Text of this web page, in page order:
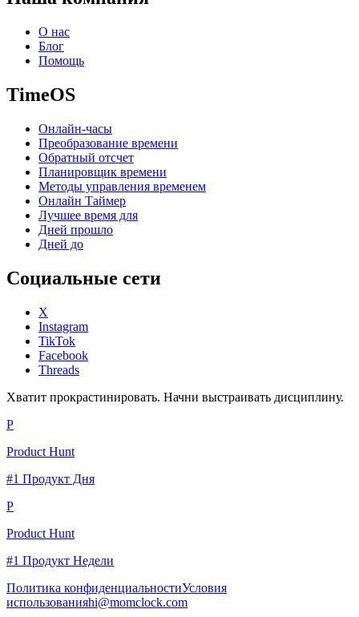
О нас
Блог
Помощь
TimeOS
Онлайн-часы
Преобразование времени
Обратный отсчет
Планировщик времени
Методы управления временем
Онлайн Таймер
Лучшее время для
Дней прошло
Дней до
Социальные сети
X
Instagram
TikTok
Facebook
Threads
Хватит прокрастинировать. Начни выстраивать дисциплину.
P
Product Hunt
#1 Продукт Дня
P
Product Hunt
#1 Продукт Недели
Политика конфиденциальностиУсловия
использованияhi@momclock.com